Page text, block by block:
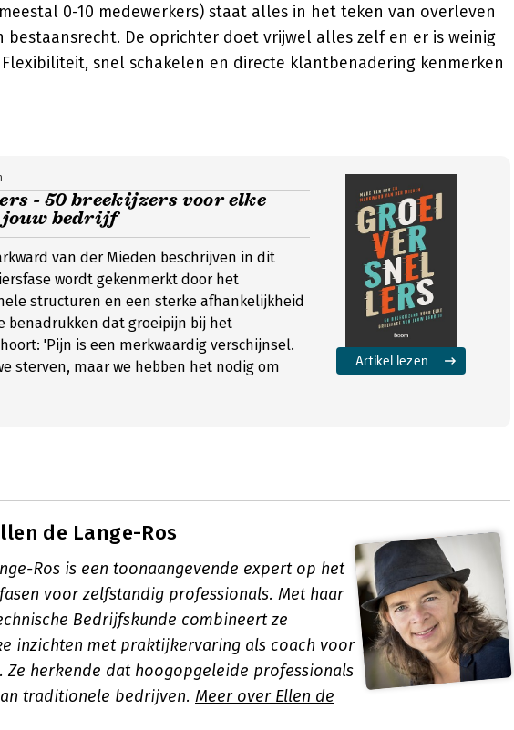
0-10 medewerkers) staat alles in het teken van overleven
bestaansrecht. De oprichter doet vrijwel alles zelf en er is weinig
snel schakelen en directe klantbenadering kenmerken
- 50 breekijzers voor elke
jouw bedrijf
van der Mieden beschrijven in dit
wordt gekenmerkt door het
structuren en een sterke afhankelijkheid
benadrukken dat groeipijn bij het
'Pijn is een merkwaardig verschijnsel.
sterven, maar we hebben het nodig om
Artikel lezen
de Lange-Ros
Ros is een toonaangevende expert op het
voor zelfstandig professionals. Met haar
Bedrijfskunde combineert ze
inzichten met praktijkervaring als coach voor
Ze herkende dat hoogopgeleide professionals
traditionele bedrijven. Meer over Ellen de